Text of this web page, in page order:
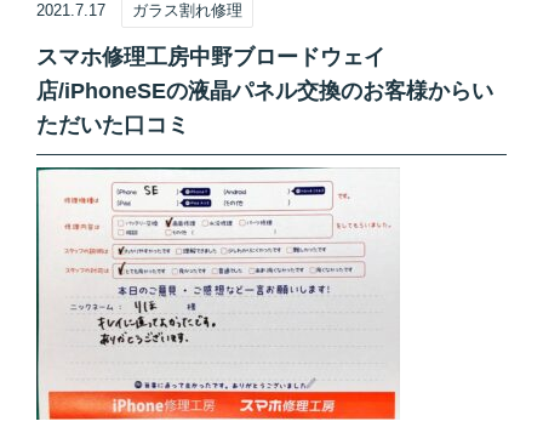
2021.7.17 ガラス割れ修理
スマホ修理工房中野ブロードウェイ
店/iPhoneSEの液晶パネル交換のお客様からい
ただいた口コミ